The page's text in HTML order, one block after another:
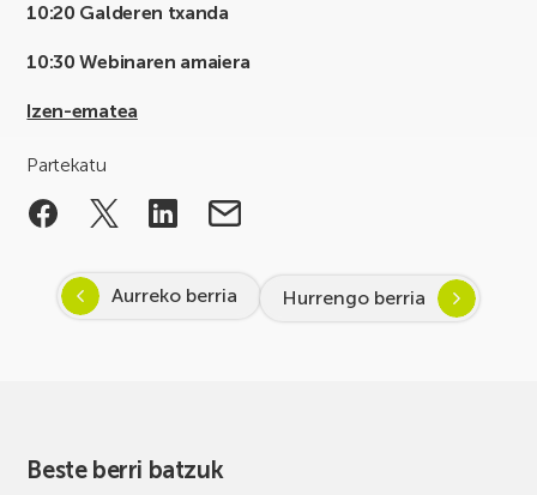
10:20 Galderen txanda
10:30 Webinaren amaiera
Izen-ematea
Partekatu
Aurreko berria Hurrengo berria
Beste berri batzuk